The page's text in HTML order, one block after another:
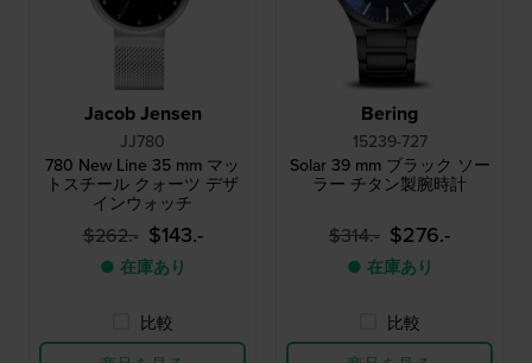
Jacob Jensen
JJ780
780 New Line 35 mm マッ
トスチール クォーツ デザ
インウォッチ
$262.- $143.-
● 在庫あり
比較
Bering
15239-727
Solar 39 mm ブラック ソー
ラー チタン製腕時計
$314.- $276.-
● 在庫あり
比較